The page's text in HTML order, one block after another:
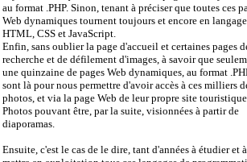
au format .PHP. Sinon, tenant à préciser que toutes ces
Web dynamiques tournent toujours et encore en
HTML, CSS et JavaScript.
Enfin, sans oublier la page d'accueil et certaines pages
recherche et de défilement d'images, à savoir que
une quinzaine de pages Web dynamiques, au format
sont là pour nous permettre d'avoir accès à ces milliers
photos, et via la page Web de leur propre site
Photos pouvant être, par la suite, visionnées à partir de
diaporamas.
Ensuite, c'est le cas de le dire, tant d'années à étudier et à